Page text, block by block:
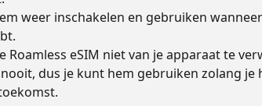
weer inschakelen en gebruiken
Roamless eSIM niet van je apparaat te
dus je kunt hem gebruiken zolang je